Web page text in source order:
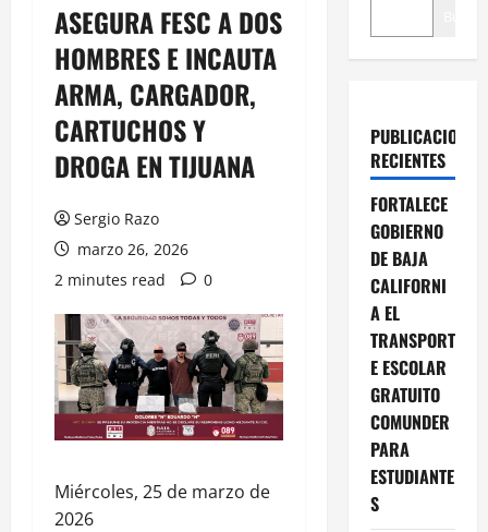
ASEGURA FESC A DOS
HOMBRES E INCAUTA
ARMA, CARGADOR,
CARTUCHOS Y
DROGA EN TIJUANA
Sergio Razo
marzo 26, 2026
2 minutes read
0
Miércoles, 25 de marzo de
2026
PUBLICACIONES
RECIENTES
FORTALECE
GOBIERNO
DE BAJA
CALIFORNI
A EL
TRANSPORT
E ESCOLAR
GRATUITO
COMUNDER
PARA
ESTUDIANTE
S